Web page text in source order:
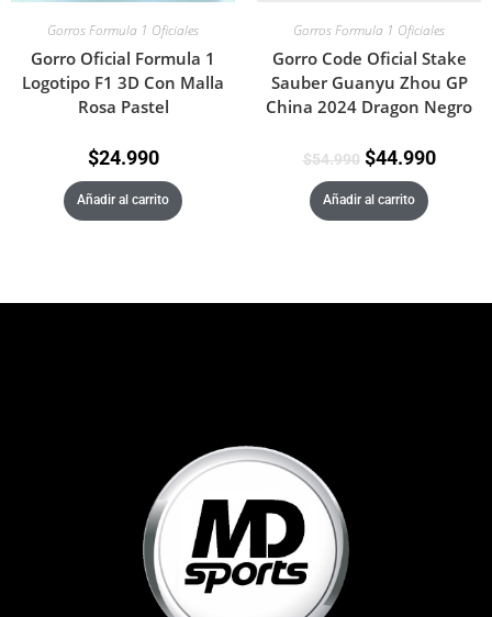
Gorros Formula 1 Oficiales
Gorro Oficial Formula 1
Logotipo F1 3D Con Malla
Rosa Pastel
$24.990
Añadir al carrito
Gorros Formula 1 Oficiales
Gorro Code Oficial Stake
Sauber Guanyu Zhou GP
China 2024 Dragon Negro
$54.990 $44.990
Añadir al carrito